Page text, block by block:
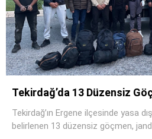
Tekirdağ’da 13 Düzensiz
Tekirdağ’ın Ergene ilçesinde yasa
belirlenen 13 düzensiz göçmen,